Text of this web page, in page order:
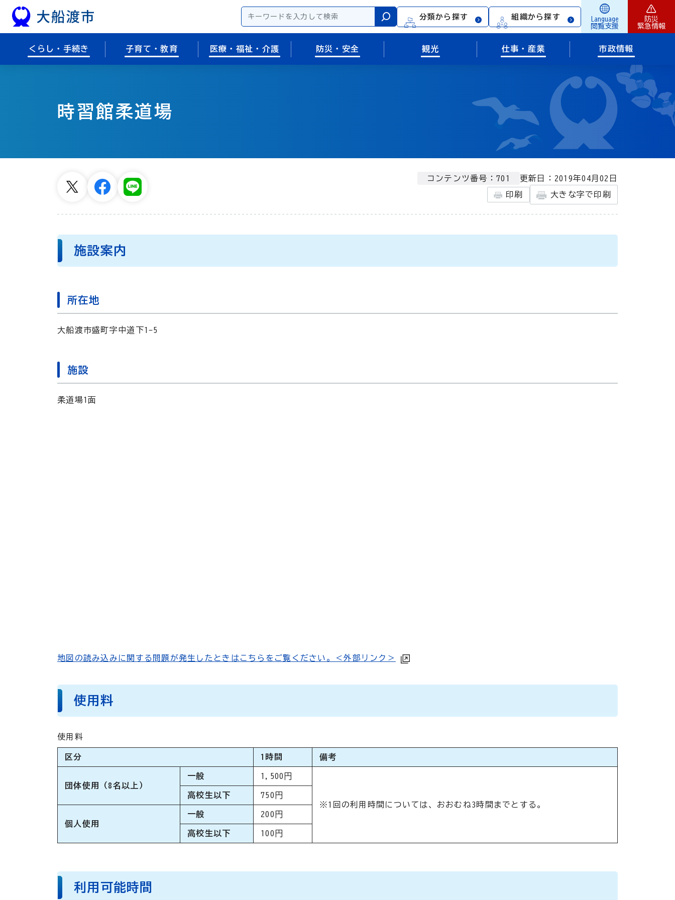
本文へスキップ
検索
分類から探す 組織から探す
Language
閲覧支援
防災
緊急情報
くらし・手続き 子育て・教育 医療・福祉・介護 防災・安全 観光 仕事・産業 市政情報
時習館柔道場
コンテンツ番号：701 更新日：2019年04月02日
印刷 大きな字で印刷
施設案内
所在地
大船渡市盛町字中道下1-5
施設
柔道場1面
地図の読み込みに関する問題が発生したときはこちらをご覧ください。＜外部リンク＞
使用料
使用料
区分 1時間 備考
団体使用（8名以上）
一般 1,500円
※1回の利用時間については、おおむね3時間までとする。
高校生以下 750円
個人使用
一般 200円
高校生以下 100円
利用可能時間